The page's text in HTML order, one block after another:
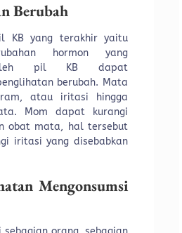
Berubah
KB yang terakhir yaitu
hormon yang
oleh pil KB dapat
berubah. Mata
atau iritasi hingga
Mom dapat kurangi
obat mata, hal tersebut
iritasi yang disebabkan
Mengonsumsi